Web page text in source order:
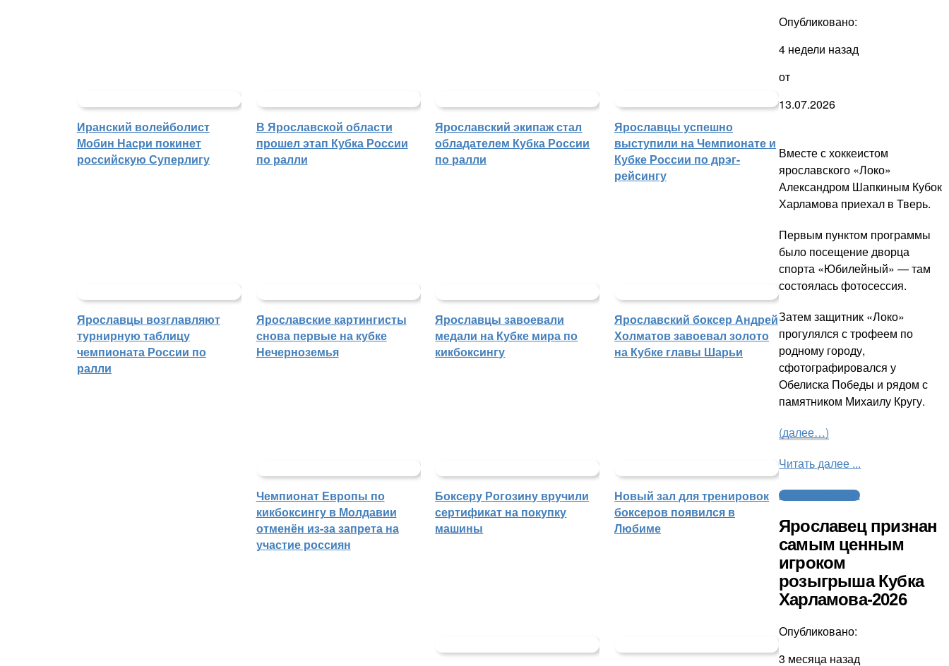
Иранский волейболист
Мобин Насри покинет
российскую Суперлигу
В Ярославской области
прошел этап Кубка России
по ралли
Ярославский экипаж стал
обладателем Кубка России
по ралли
Ярославцы успешно
выступили на Чемпионате и
Кубке России по дрэг-
рейсингу
Ярославцы возглавляют
турнирную таблицу
чемпионата России по
ралли
Ярославские картингисты
снова первые на кубке
Нечерноземья
Ярославцы завоевали
медали на Кубке мира по
кикбоксингу
Ярославский боксер Андрей
Холматов завоевал золото
на Кубке главы Шарьи
Чемпионат Европы по
кикбоксингу в Молдавии
отменён из-за запрета на
участие россиян
Боксеру Рогозину вручили
сертификат на покупку
машины
Новый зал для тренировок
боксеров появился в
Любиме
Опубликовано:
4 недели назад
от
13.07.2026
Вместе с хоккеистом
ярославского «Локо»
Александром Шапкиным Кубок
Харламова приехал в Тверь.
Первым пунктом программы
было посещение дворца
спорта «Юбилейный» — там
состоялась фотосессия.
Затем защитник «Локо»
прогулялся с трофеем по
родному городу,
сфотографировался у
Обелиска Победы и рядом с
памятником Михаилу Кругу.
(далее…)
Читать далее ...
Молодежный хоккей
Ярославец признан
самым ценным
игроком
розыгрыша Кубка
Харламова-2026
Опубликовано:
3 месяца назад